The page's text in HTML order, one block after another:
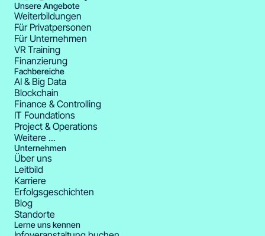
Unsere Angebote
Weiterbildungen
Für Privatpersonen
Für Unternehmen
VR Training
Finanzierung
Fachbereiche
AI & Big Data
Blockchain
Finance & Controlling
IT Foundations
Project & Operations
Weitere ...
Unternehmen
Über uns
Leitbild
Karriere
Erfolgsgeschichten
Blog
Standorte
Lerne uns kennen